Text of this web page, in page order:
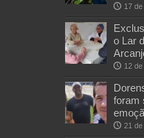
17
o Lar
12
foram
21 de